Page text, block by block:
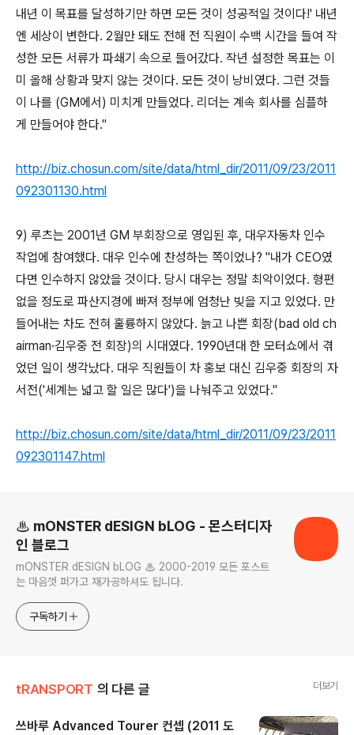
내년 이 목표를 달성하기만 하면 모든 것이 성공적일 것이다!' 내년
엔 세상이 변한다. 2월만 돼도 전해 전 직원이 수백 시간을 들여 작
성한 모든 서류가 파쇄기 속으로 들어갔다. 작년 설정한 목표는 이
미 올해 상황과 맞지 않는 것이다. 모든 것이 낭비였다. 그런 것들
이 나를 (GM에서) 미치게 만들었다. 리더는 계속 회사를 심플하
게 만들어야 한다."
http://biz.chosun.com/site/data/html_dir/2011/09/23/2011
092301130.html
9) 루츠는 2001년 GM 부회장으로 영입된 후, 대우자동차 인수
작업에 참여했다. 대우 인수에 찬성하는 쪽이었나? "내가 CEO였
다면 인수하지 않았을 것이다. 당시 대우는 정말 최악이었다. 형편
없을 정도로 파산지경에 빠져 정부에 엄청난 빚을 지고 있었다. 만
들어내는 차도 전혀 훌륭하지 않았다. 늙고 나쁜 회장(bad old ch
airman·김우중 전 회장)의 시대였다. 1990년대 한 모터쇼에서 겪
었던 일이 생각났다. 대우 직원들이 차 홍보 대신 김우중 회장의 자
서전('세계는 넓고 할 일은 많다')을 나눠주고 있었다."
http://biz.chosun.com/site/data/html_dir/2011/09/23/2011
092301147.html
♨ mONSTER dESIGN bLOG - 몬스터디자
인 블로그
mONSTER dESIGN bLOG ♨ 2000-2019 모든 포스트
는 마음껏 퍼가고 재가공하셔도 됩니다.
구독하기
tRANSPORT 의 다른 글 더보기
쓰바루 Advanced Tourer 컨셉 (2011 도